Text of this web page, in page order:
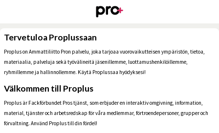
Tervetuloa Proplussaan
Proplus on Ammattiliitto Pron palvelu, joka tarjoaa vuorovaikutteisen ympäristön, tietoa,
materiaalia, palveluja sekä työvälineitä jäsenillemme, luottamushenkilöillemme,
ryhmillemme ja hallinnollemme. Käytä Proplussaa hyödyksesi!
Välkommen till Proplus
Proplus är Fackförbundet Pros tjänst, som erbjuder en interaktiv omgivning, information,
material, tjänster och arbetsredskap för våra medlemmar, förtroendepersoner, grupper och
förvaltning. Använd Proplus till din fördel!